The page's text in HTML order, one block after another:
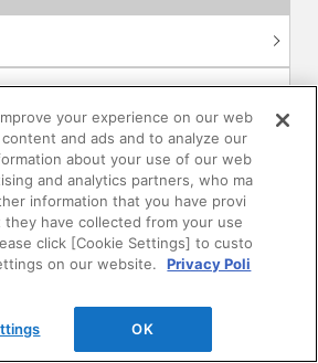
求
ド
ュレーション
your experience on our web
and ads and to analyze our
about your use of our web
and analytics partners, who ma
information that you have provi
have collected from your use
click [Cookie Settings] to custo
on our website.
Privacy Poli
OK